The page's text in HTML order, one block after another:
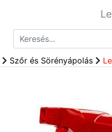
Szőr és Sörényápolás